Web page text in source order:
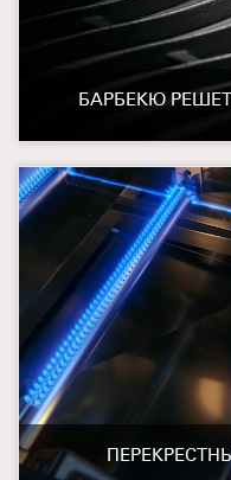
БАРБЕКЮ